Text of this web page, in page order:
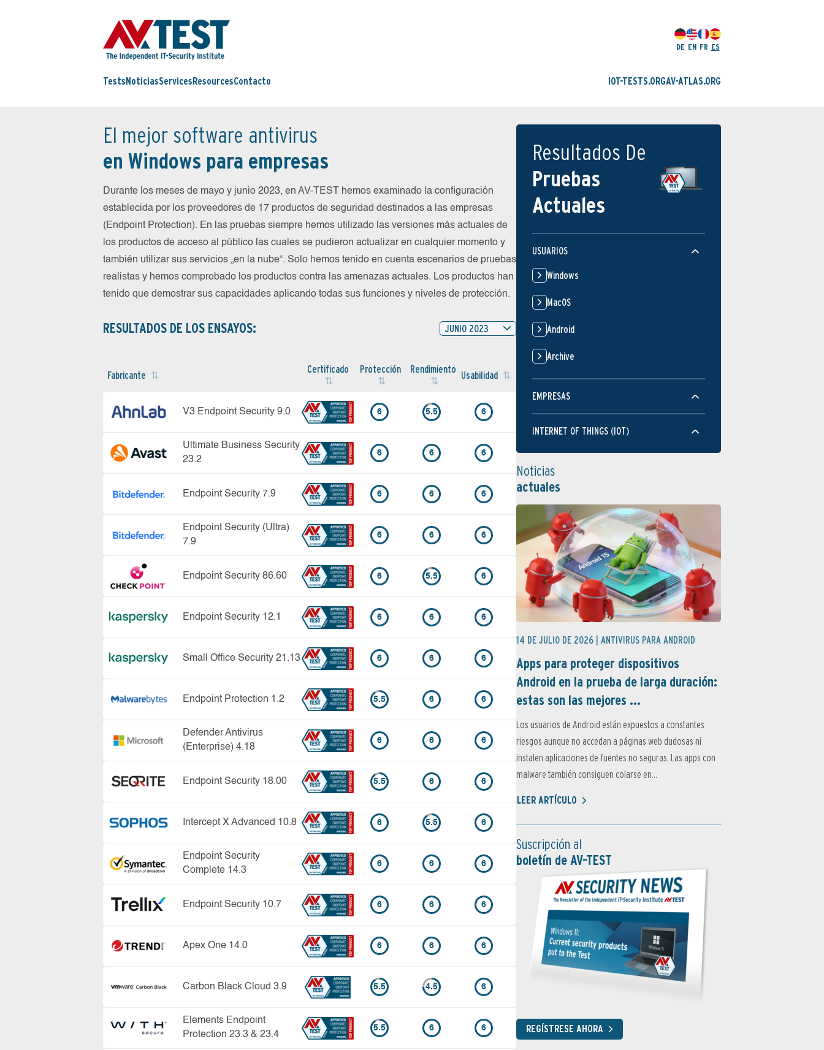
DE EN FR ES
Tests NoticiasServices ResourcesContacto IOT-TESTS.ORGAV-ATLAS.ORG
El mejor software antivirus
en Windows para empresas
Durante los meses de mayo y junio 2023, en AV-TEST hemos examinado la configuración
establecida por los proveedores de 17 productos de seguridad destinados a las empresas
(Endpoint Protection). En las pruebas siempre hemos utilizado las versiones más actuales de
los productos de acceso al público las cuales se pudieron actualizar en cualquier momento y
también utilizar sus servicios „en la nube“. Solo hemos tenido en cuenta escenarios de pruebas
realistas y hemos comprobado los productos contra las amenazas actuales. Los productos han
tenido que demostrar sus capacidades aplicando todas sus funciones y niveles de protección.
RESULTADOS DE LOS ENSAYOS: JUNIO 2023
Fabricante Certi­ficado Protección Rendimiento Usabilidad
V3 Endpoint Security 9.0 6 5.5 6
Ultimate Business Security
23.2
6 6 6
Endpoint Security 7.9 6 6 6
Endpoint Security (Ultra)
7.9
6 6 6
Endpoint Security 86.60 6 5.5 6
Endpoint Security 12.1 6 6 6
Small Office Security 21.13 6 6 6
Endpoint Protection 1.2 5.5 6 6
Defender Antivirus
(Enterprise) 4.18
6 6 6
Endpoint Security 18.00 5.5 6 6
Intercept X Advanced 10.8 6 5.5 6
Endpoint Security
Complete 14.3
6 6 6
Endpoint Security 10.7 6 6 6
Apex One 14.0 6 6 6
Carbon Black Cloud 3.9 5.5 4.5 6
Elements Endpoint
Protection 23.3 & 23.4
5.5 6 6
Resultados De
Pruebas
Actuales
USUARIOS
Windows
MacOS
Android
Archive
EMPRESAS
INTERNET OF THINGS (IOT)
Noticias
actuales
14 DE JULIO DE 2026 | ANTIVIRUS PARA ANDROID
Apps para proteger dispositivos
Android en la prueba de larga duración:
estas son las mejores ...
Los usuarios de Android están expuestos a constantes
riesgos aunque no accedan a páginas web dudosas ni
instalen aplicaciones de fuentes no seguras. Las apps con
malware también consiguen colarse en...
LEER ARTÍCULO
Suscripción al
boletín de AV-TEST
REGÍSTRESE AHORA